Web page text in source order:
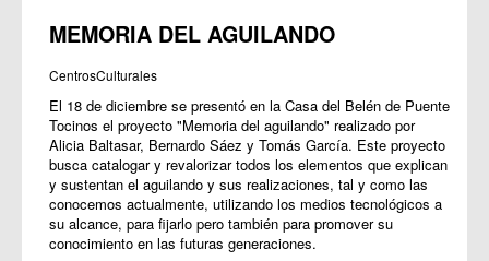
MEMORIA DEL AGUILANDO
CentrosCulturales
El 18 de diciembre se presentó en la Casa del Belén de Puente
Tocinos el proyecto "Memoria del aguilando" realizado por
Alicia Baltasar, Bernardo Sáez y Tomás García. Este proyecto
busca catalogar y revalorizar todos los elementos que explican
y sustentan el aguilando y sus realizaciones, tal y como las
conocemos actualmente, utilizando los medios tecnológicos a
su alcance, para fijarlo pero también para promover su
conocimiento en las futuras generaciones.